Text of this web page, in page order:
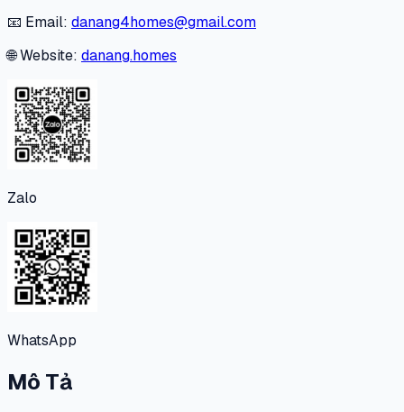
📧 Email: danang4homes@gmail.com
🌐 Website: danang.homes
Zalo
WhatsApp
Mô Tả